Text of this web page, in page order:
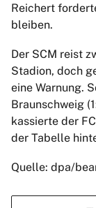
Reichert
bleiben.
Der SCM reist
Stadion, doch
eine Warnung.
Braunschweig
kassierte der
der Tabelle
Quelle: dpa/